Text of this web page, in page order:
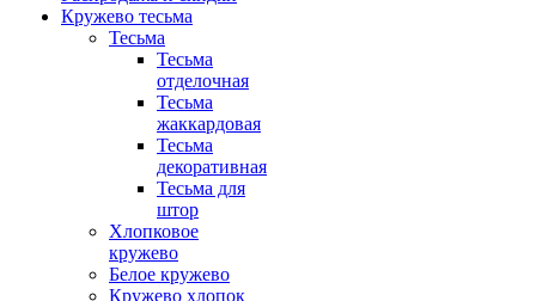
Кружево тесьма
Тесьма
Тесьма
отделочная
Тесьма
жаккардовая
Тесьма
декоративная
Тесьма для
штор
Хлопковое
кружево
Белое кружево
Кружево хлопок